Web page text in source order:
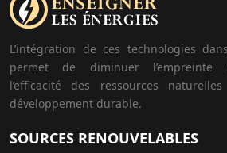
L’intégration de ces technologies
permet de diminuer l’empreinte
l’efficacité des ressources
développement durable.
SOURCES RENOUVELABLES